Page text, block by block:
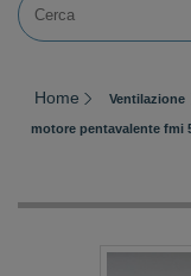
Home Ventilazione
motore pentavalente fmi